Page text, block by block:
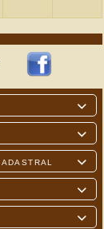




